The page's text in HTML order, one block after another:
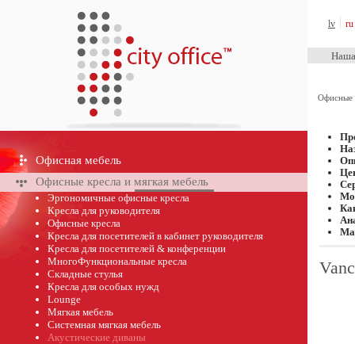
lv ru
Офисные
Офисная мебель
Офисные кресла и мягкая мебель
Эргономичные офисные кресла
Кресла для руководителя
Офисные кресла
Кресла для посетителей в кабинет руководителя
Кресла для посетителей & конференции
МногоФункциональные кресла
Складные стулья
Кресла для особых нужд
Lounge
Мягкая мебель
Системная мягкая мебель
Акустические диваны